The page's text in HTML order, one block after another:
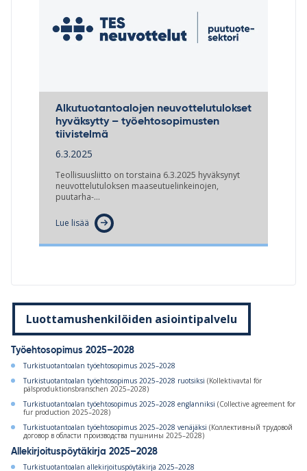
Alkutuotantoalojen neuvottelutulokset
hyväksytty – työehtosopimusten
tiivistelmä
6.3.2025
Teollisuusliitto on torstaina 6.3.2025 hyväksynyt
neuvottelutuloksen maaseutuelinkeinojen,
puutarha-…
Lue lisää
Luottamushenkilöiden asiointipalvelu
Työehtosopimus 2025–2028
Turkistuotantoalan työehtosopimus 2025–2028
Turkistuotantoalan työehtosopimus 2025–2028 ruotsiksi (Kollektivavtal för
pälsproduktionsbranschen 2025–2028)
Turkistuotantoalan työehtosopimus 2025–2028 englanniksi (Collective agreement for
fur production 2025–2028)
Turkistuotantoalan työehtosopimus 2025–2028 venäjäksi (Коллективный трудовой
договор в области производства пушнины 2025–2028)
Allekirjoituspöytäkirja 2025–2028
Turkistuotantoalan allekirjoituspöytäkirja 2025–2028